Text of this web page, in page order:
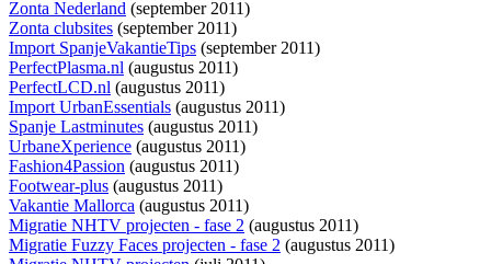
Zonta Nederland (september 2011)
Zonta clubsites (september 2011)
Import SpanjeVakantieTips (september 2011)
PerfectPlasma.nl (augustus 2011)
PerfectLCD.nl (augustus 2011)
Import UrbanEssentials (augustus 2011)
Spanje Lastminutes (augustus 2011)
UrbaneXperience (augustus 2011)
Fashion4Passion (augustus 2011)
Footwear-plus (augustus 2011)
Vakantie Mallorca (augustus 2011)
Migratie NHTV projecten - fase 2 (augustus 2011)
Migratie Fuzzy Faces projecten - fase 2 (augustus 2011)